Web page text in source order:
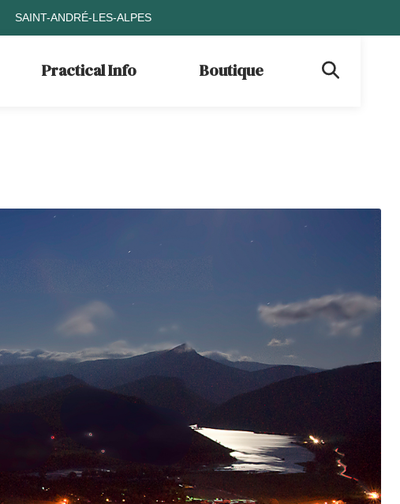
SAINT-ANDRÉ-LES-ALPES
Practical Info Boutique